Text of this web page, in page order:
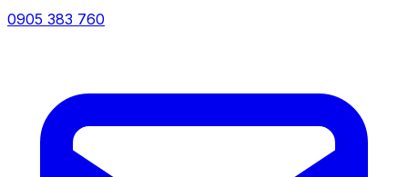
0905 383 760